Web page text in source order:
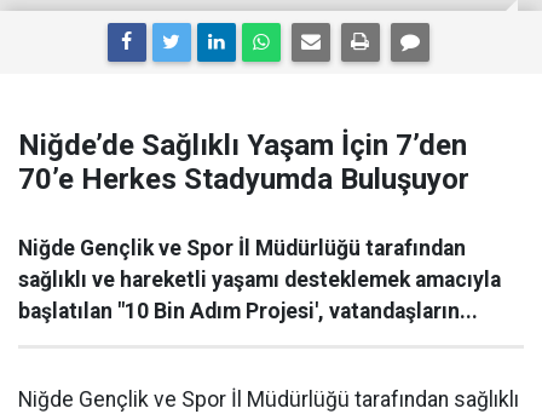
Niğde’de Sağlıklı Yaşam İçin 7’den
70’e Herkes Stadyumda Buluşuyor
Niğde Gençlik ve Spor İl Müdürlüğü tarafından
sağlıklı ve hareketli yaşamı desteklemek amacıyla
başlatılan "10 Bin Adım Projesi', vatandaşların...
Niğde Gençlik ve Spor İl Müdürlüğü tarafından sağlıklı